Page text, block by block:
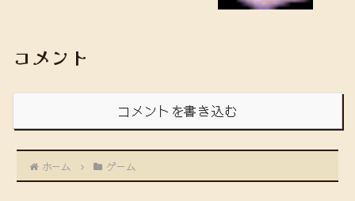
コメント
コメントを書き込む
ホーム ゲーム